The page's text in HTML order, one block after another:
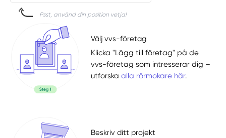
Psst, använd din position vetja!
Välj vvs-företag
Klicka "Lägg till företag" på de
vvs-företag som intresserar dig –
utforskaalla rörmokare här.
Beskriv ditt projekt